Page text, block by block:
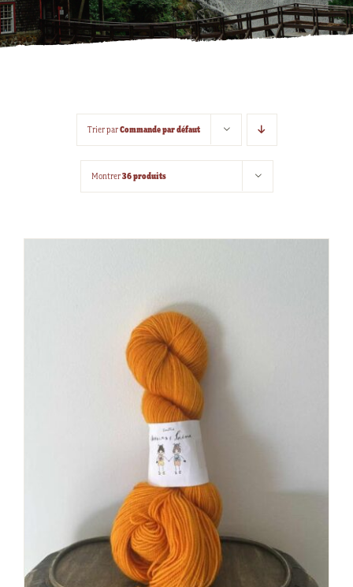
Trier parCommande par défaut
Montrer36 produits